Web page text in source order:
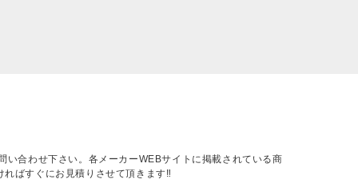
合わせ下さい。各メーカーWEBサイトに掲載されている商
ばすぐにお見積りさせて頂きます‼